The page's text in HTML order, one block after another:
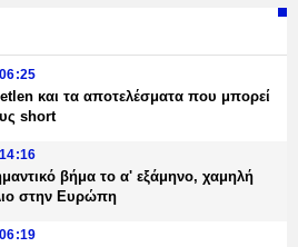
06:25
και τα αποτελέσματα που μπορεί
short
14:16
βήμα το α' εξάμηνο, χαμηλή
στην Ευρώπη
06:19